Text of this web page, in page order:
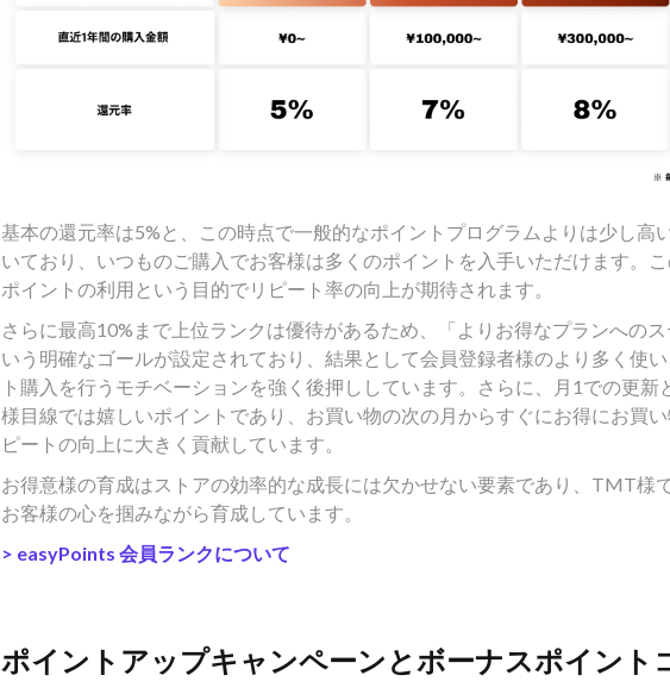
基本の還元率は5%と、この時点で一般的なポイントプログラムよりは少し高
いており、いつものご購入でお客様は多くのポイントを入手いただけます。
ポイントの利用という目的でリピート率の向上が期待されます。
さらに最高10%まで上位ランクは優待があるため、「よりお得なプランへの
いう明確なゴールが設定されており、結果として会員登録者様のより多く使
ト購入を行うモチベーションを強く後押ししています。さらに、月1での更新
様目線では嬉しいポイントであり、お買い物の次の月からすぐにお得にお買
ピートの向上に大きく貢献しています。
お得意様の育成はストアの効率的な成長には欠かせない要素であり、TMT様
お客様の心を掴みながら育成しています。
> easyPoints 会員ランクについて
ポイントアップキャンペーンとボーナスポイント